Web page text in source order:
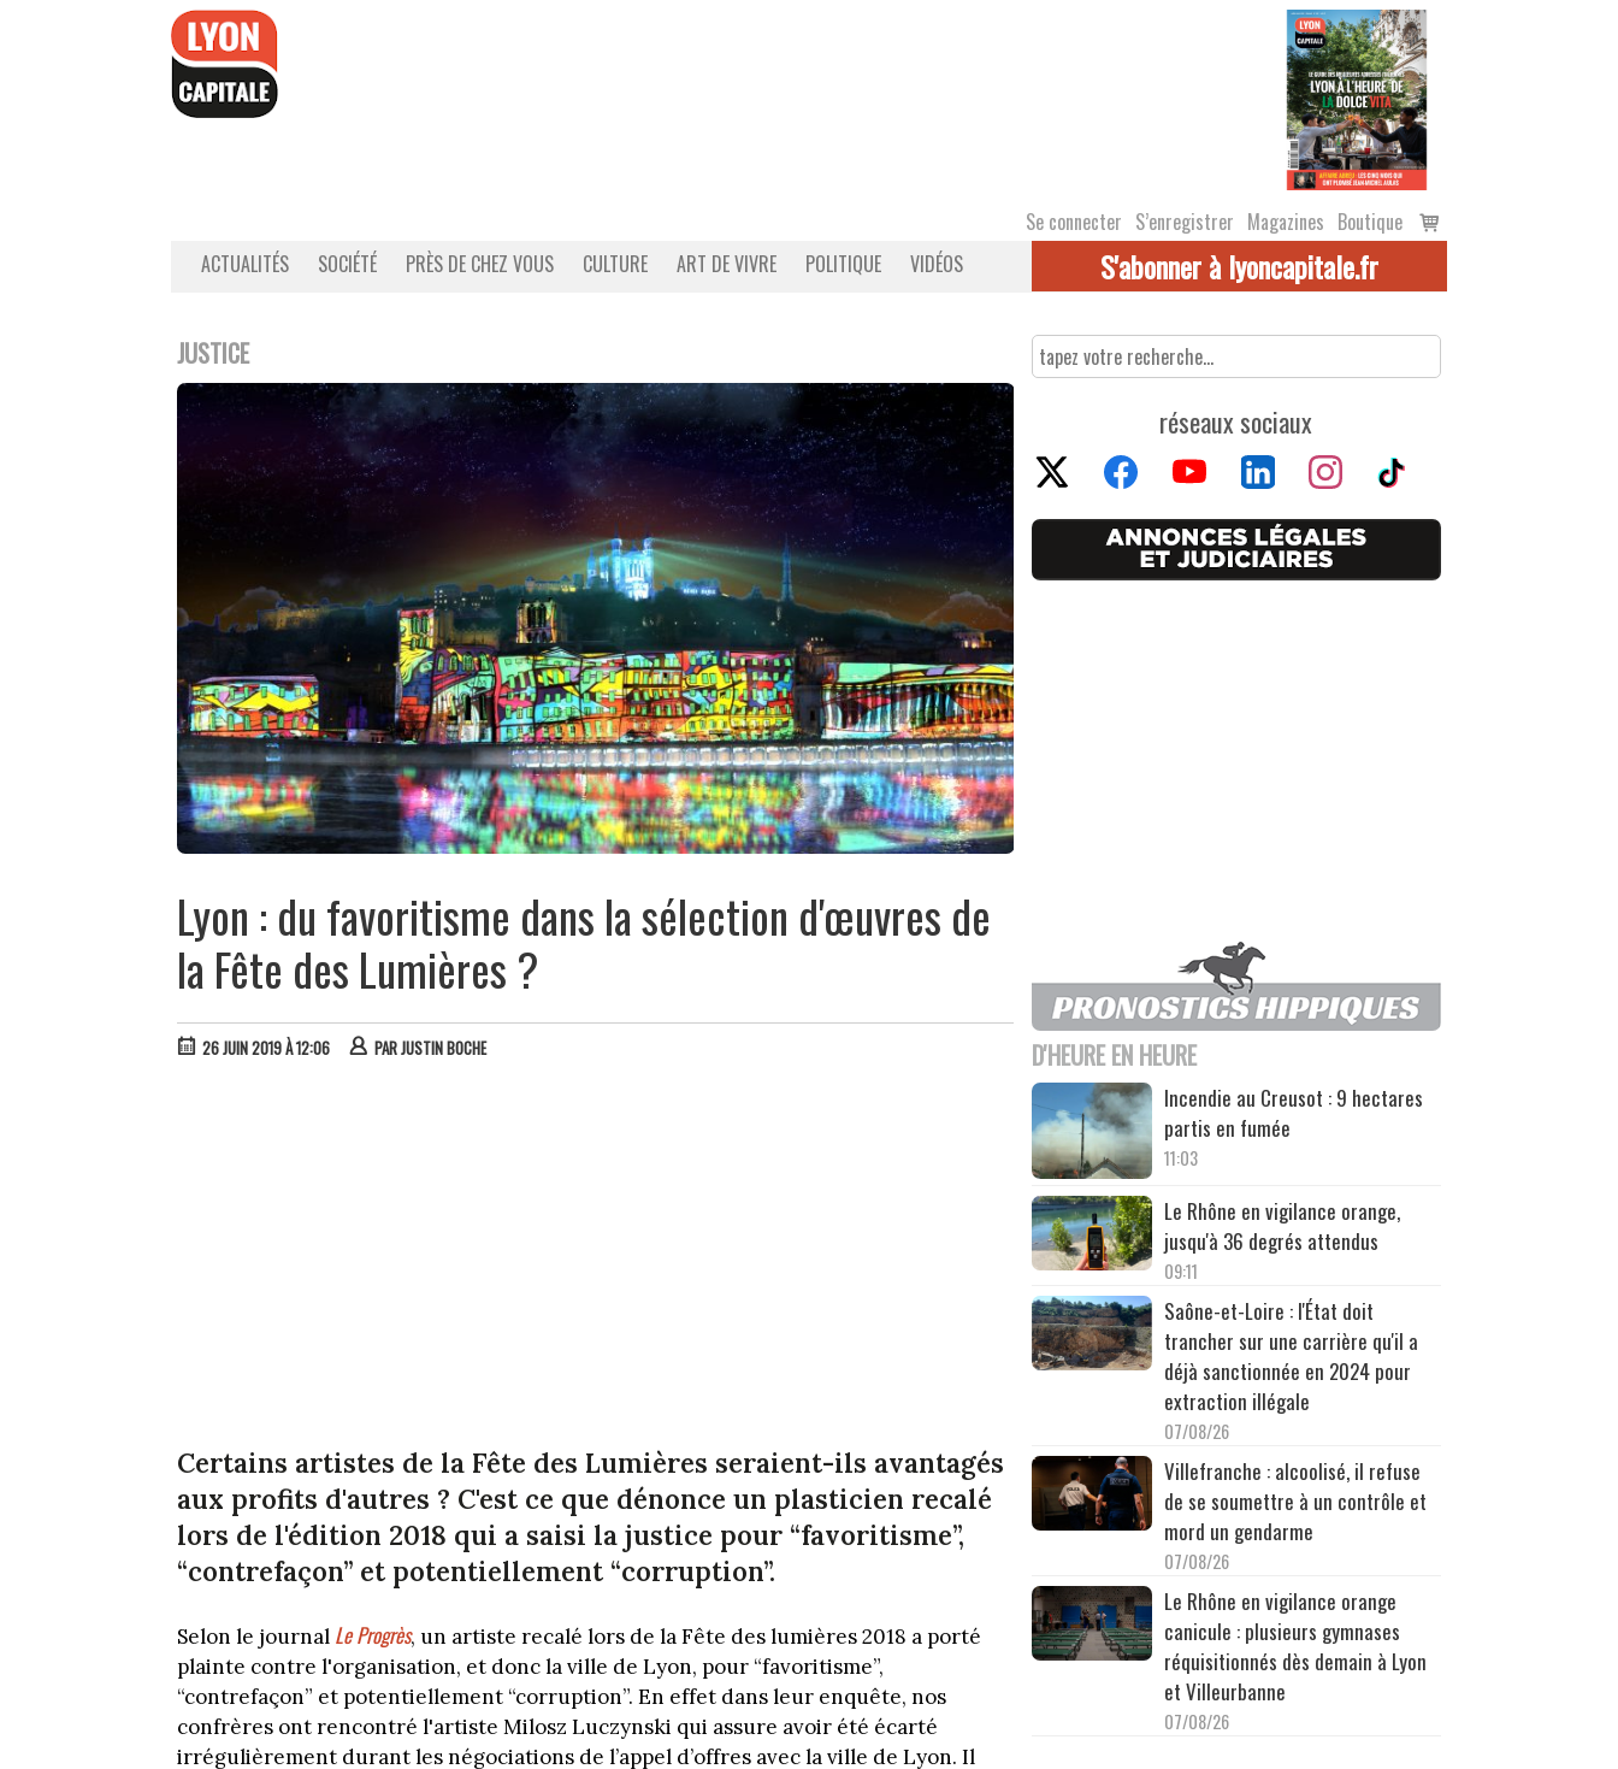
Se connecter S’enregistrer Magazines Boutique
Voir
le
ACTUALITÉS SOCIÉTÉ PRÈS DE CHEZ VOUS CULTURE ART DE VIVRE POLITIQUE VIDÉOS S'abonner à lyoncapitale.fr
JUSTICE
Lyon : du favoritisme dans la sélection d'œuvres de
la Fête des Lumières ?
26 JUIN 2019 À 12:06 PARJUSTIN BOCHE
Certains artistes de la Fête des Lumières seraient-ils avantagés
aux profits d'autres ? C'est ce que dénonce un plasticien recalé
lors de l'édition 2018 qui a saisi la justice pour “favoritisme”,
“contrefaçon” et potentiellement “corruption”.
Selon le journal Le Progrès, un artiste recalé lors de la Fête des lumières 2018 a porté
plainte contre l'organisation, et donc la ville de Lyon, pour “favoritisme”,
“contrefaçon” et potentiellement “corruption”. En effet dans leur enquête, nos
confrères ont rencontré l'artiste Milosz Luczynski qui assure avoir été écarté
irrégulièrement durant les négociations de l’appel d’offres avec la ville de Lyon. Il
réseaux sociaux
D'HEURE EN HEURE
Incendie au Creusot : 9 hectares
partis en fumée
11:03
Le Rhône en vigilance orange,
jusqu'à 36 degrés attendus
09:11
Saône-et-Loire : l'État doit
trancher sur une carrière qu'il a
déjà sanctionnée en 2024 pour
extraction illégale
07/08/26
Villefranche : alcoolisé, il refuse
de se soumettre à un contrôle et
mord un gendarme
07/08/26
Le Rhône en vigilance orange
canicule : plusieurs gymnases
réquisitionnés dès demain à Lyon
et Villeurbanne
07/08/26